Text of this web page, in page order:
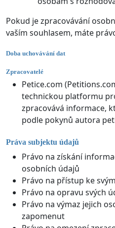
Pokud je zpracovávání
vaším souhlasem, máte
Doba uchovávání dat
Zpracovatelé
Petice.com
technickou platformu
zpracovává informace,
podle pokynů autora
Práva subjektu údajů
Právo na získání
osobních údajů
Právo na přístup ke
Právo na opravu svých
Právo na výmaz jejich
zapomenut